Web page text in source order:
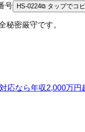
号 HS-0224⧉ タップでコ
秘密厳守です。
応なら年収2,000万円